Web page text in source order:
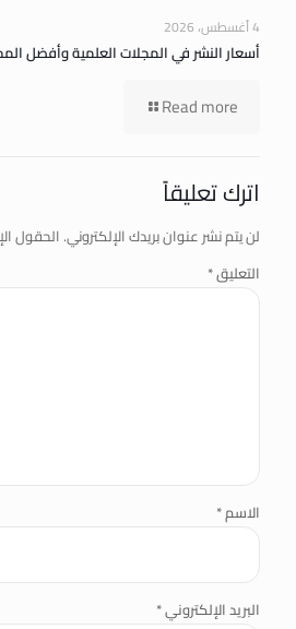
4 أغسطس، 2026
أسعار النشر في المجلات العلمية وأفضل
Read more
اترك تعليقاً
لن يتم نشر عنوان بريدك الإلكتروني. الحقول
التعليق*
الاسم*
البريد الإلكتروني*